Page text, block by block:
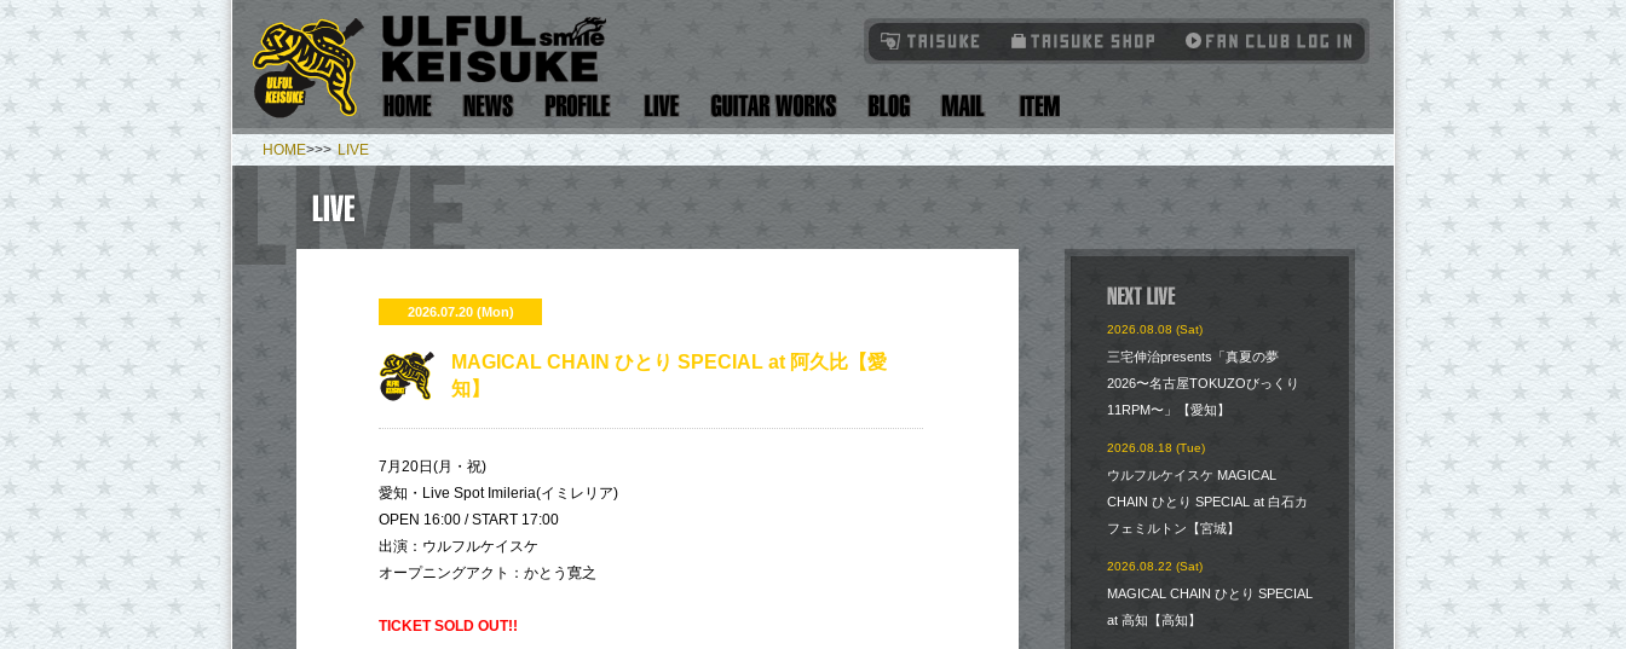
HOME>>> LIVE
2026.07.20 (Mon)
MAGICAL CHAIN ひとり SPECIAL at 阿久比【愛
知】
7月20日(月・祝)
愛知・Live Spot Imileria(イミレリア)
OPEN 16:00 / START 17:00
出演：ウルフルケイスケ
オープニングアクト：かとう寛之
TICKET SOLD OUT!!
2026.08.08 (Sat)
三宅伸治presents「真夏の夢
2026〜名古屋TOKUZOびっくり
11RPM〜」【愛知】
2026.08.18 (Tue)
ウルフルケイスケ MAGICAL
CHAIN ひとり SPECIAL at 白石カ
フェミルトン【宮城】
2026.08.22 (Sat)
MAGICAL CHAIN ひとり SPECIAL
at 高知【高知】